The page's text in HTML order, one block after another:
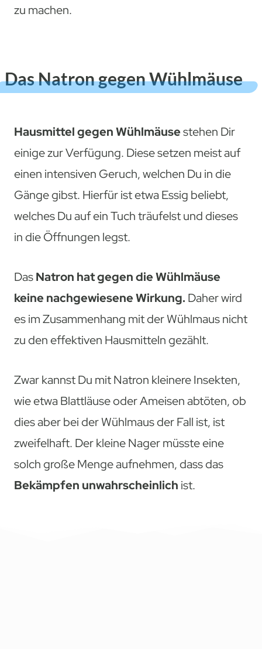
zu machen.
Das Natron gegen Wühlmäuse
Hausmittel gegen Wühlmäusestehen Dir
einige zur Verfügung. Diese setzen meist auf
einen intensiven Geruch, welchen Du in die
Gänge gibst. Hierfür ist etwa Essig beliebt,
welches Du auf ein Tuch träufelst und dieses
in die Öffnungen legst.
DasNatron hat gegen die Wühlmäuse
keine nachgewiesene Wirkung. Daher wird
es im Zusammenhang mit der Wühlmaus nicht
zu den effektiven Hausmitteln gezählt.
Zwar kannst Du mit Natron kleinere Insekten,
wie etwa Blattläuse oder Ameisen abtöten, ob
dies aber bei der Wühlmaus der Fall ist, ist
zweifelhaft. Der kleine Nager müsste eine
solch große Menge aufnehmen, dass das
Bekämpfen unwahrscheinlich ist.